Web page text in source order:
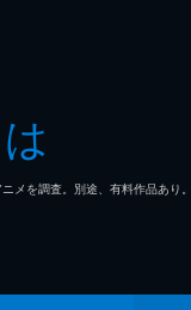
を調査。別途、有料作品あり。